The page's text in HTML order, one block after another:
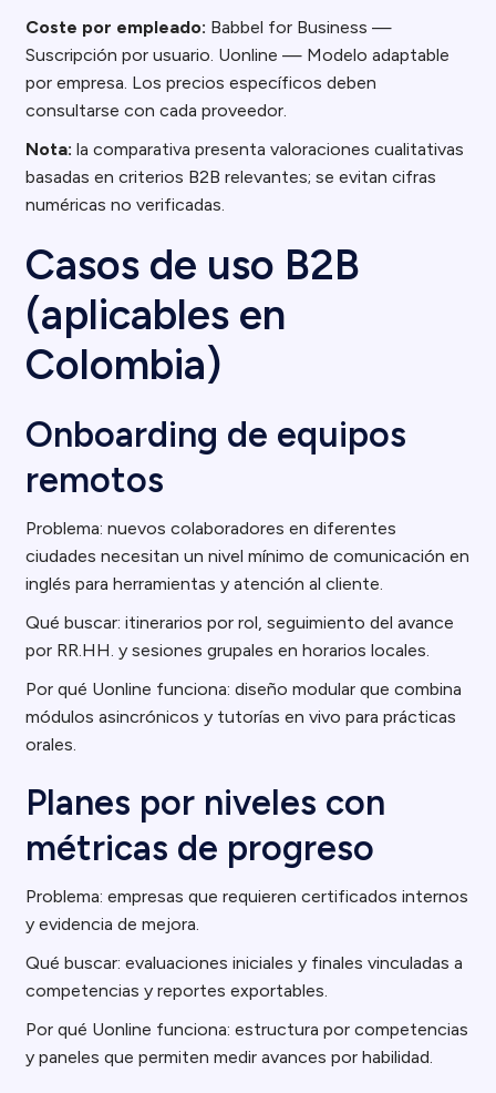
Coste por empleado: Babbel for Business —
Suscripción por usuario. Uonline — Modelo adaptable
por empresa. Los precios específicos deben
consultarse con cada proveedor.
Nota: la comparativa presenta valoraciones cualitativas
basadas en criterios B2B relevantes; se evitan cifras
numéricas no verificadas.
Casos de uso B2B
(aplicables en
Colombia)
Onboarding de equipos
remotos
Problema: nuevos colaboradores en diferentes
ciudades necesitan un nivel mínimo de comunicación en
inglés para herramientas y atención al cliente.
Qué buscar: itinerarios por rol, seguimiento del avance
por RR.HH. y sesiones grupales en horarios locales.
Por qué Uonline funciona: diseño modular que combina
módulos asincrónicos y tutorías en vivo para prácticas
orales.
Planes por niveles con
métricas de progreso
Problema: empresas que requieren certificados internos
y evidencia de mejora.
Qué buscar: evaluaciones iniciales y finales vinculadas a
competencias y reportes exportables.
Por qué Uonline funciona: estructura por competencias
y paneles que permiten medir avances por habilidad.